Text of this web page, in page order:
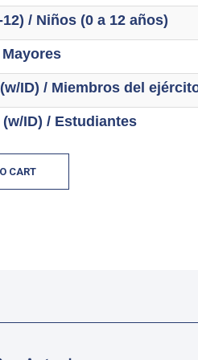
/ Niños (0 a 12 años)
ID) / Miembros del
ID) / Estudiantes